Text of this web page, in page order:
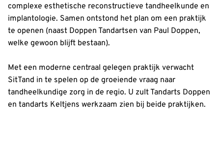
complexe esthetische reconstructieve tandheelkunde en
implantologie. Samen ontstond het plan om een praktijk
te openen (naast Doppen Tandartsen van Paul Doppen,
welke gewoon blijft bestaan).
Met een moderne centraal gelegen praktijk verwacht
SitTand in te spelen op de groeiende vraag naar
tandheelkundige zorg in de regio. U zult Tandarts Doppen
en tandarts Keltjens werkzaam zien bij beide praktijken.